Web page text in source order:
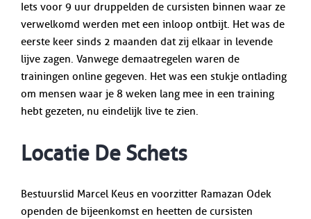
Iets voor 9 uur druppelden de cursisten binnen waar ze
verwelkomd werden met een inloop ontbijt. Het was de
eerste keer sinds 2 maanden dat zij elkaar in levende
lijve zagen. Vanwege de maatregelen waren de
trainingen online gegeven. Het was een stukje ontlading
om mensen waar je 8 weken lang mee in een training
hebt gezeten, nu eindelijk live te zien.
Locatie De Schets
Bestuurslid Marcel Keus en voorzitter Ramazan Odek
openden de bijeenkomst en heetten de cursisten